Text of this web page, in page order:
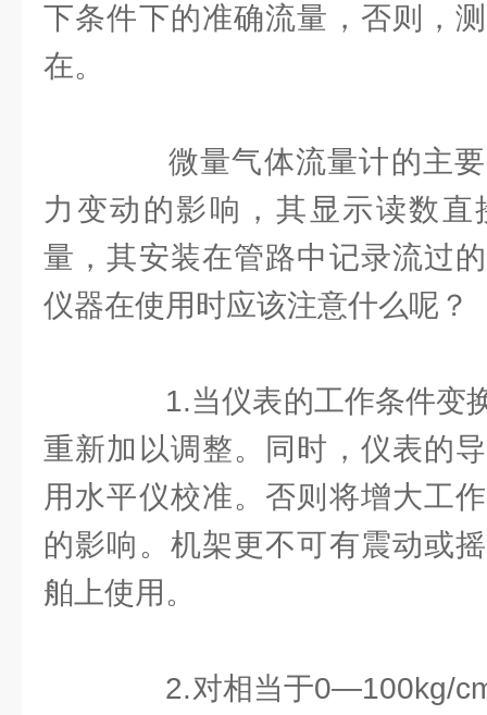
下条件下的准确流量，否则，
在。
微量气体流量计的主要
力变动的影响，其显示读数
量，其安装在管路中记录流过
仪器在使用时应该注意什么呢？
1.当仪表的工作条件变
重新加以调整。同时，仪表的
用水平仪校准。否则将增大工
的影响。机架更不可有震动或
舶上使用。
2.对相当于0—100kg/